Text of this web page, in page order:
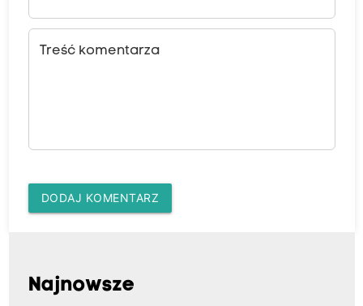
Treść komentarza
DODAJ KOMENTARZ
Najnowsze